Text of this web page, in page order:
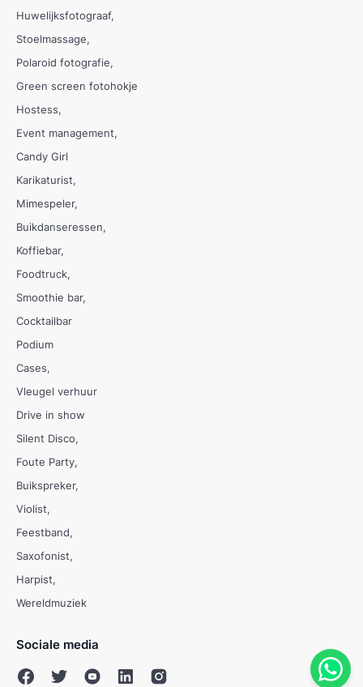
Huwelijksfotograaf
Stoelmassage
Polaroid fotografie
Green screen fotohokje
Hostess
Event management
Candy Girl
Karikaturist
Mimespeler
Buikdanseressen
Koffiebar
Foodtruck
Smoothie bar
Cocktailbar
Podium
Cases
Vleugel verhuur
Drive in show
Silent Disco
Foute Party
Buikspreker
Violist
Feestband
Saxofonist
Harpist
Wereldmuziek
Sociale media